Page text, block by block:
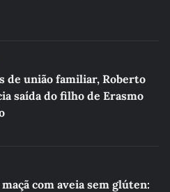
de união familiar, Roberto
saída do filho de Erasmo
com aveia sem glúten: